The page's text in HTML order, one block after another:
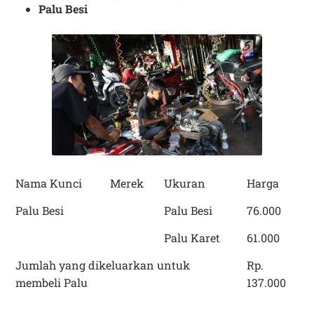
Palu Besi
Nama Kunci Merek Ukuran
Harga
Palu Besi
Palu Besi
76.000
Palu Karet
61.000
Jumlah yang dikeluarkan untuk
membeli Palu
Rp.
137.000